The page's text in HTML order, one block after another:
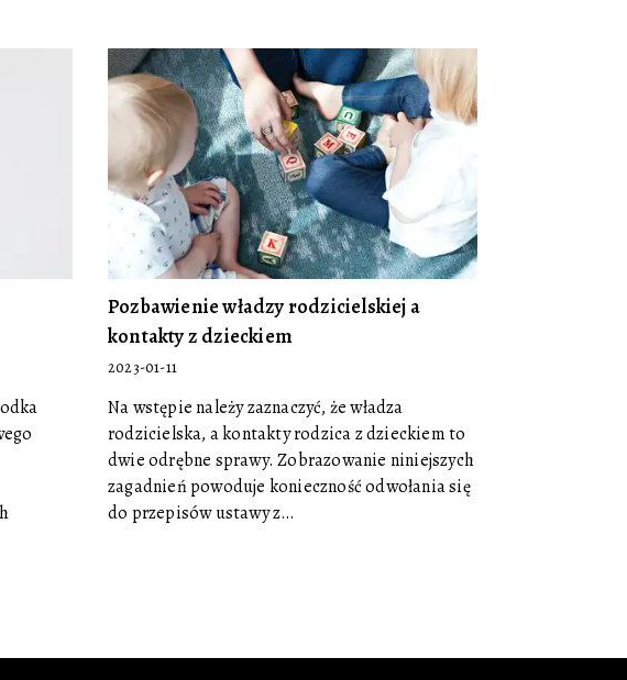
Pozbawienie władzy rodzicielskiej a
kontakty z dzieckiem
2023-01-11
Na wstępie należy zaznaczyć, że władza
rodzicielska, a kontakty rodzica z dzieckiem to
dwie odrębne sprawy. Zobrazowanie niniejszych
zagadnień powoduje konieczność odwołania się
do przepisów ustawy z…